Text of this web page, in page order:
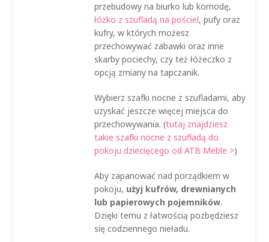
przebudowy na biurko lub komodę,
łóżko z szufladą na pościel, pufy oraz
kufry, w których możesz
przechowywać zabawki oraz inne
skarby pociechy, czy też łóżeczko z
opcją zmiany na tapczanik.
Wybierz szafki nocne z szufladami, aby
uzyskać jeszcze więcej miejsca do
przechowywania. (tutaj znajdziesz
takie szafki nocne z szufladą do
pokoju dziecięcego od ATB Meble >)
Aby zapanować nad porządkiem w
pokoju, użyj kufrów, drewnianych
lub papierowych pojemników.
Dzięki temu z łatwością pozbędziesz
się codziennego nieładu.